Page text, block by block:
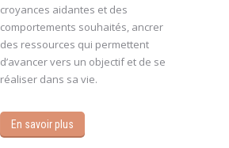
croyances aidantes et des
comportements souhaités, ancrer
des ressources qui permettent
d’avancer vers un objectif et de se
réaliser dans sa vie.
En savoir plus